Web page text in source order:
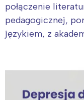
połączenie
pedagogicznej,
językiem, z